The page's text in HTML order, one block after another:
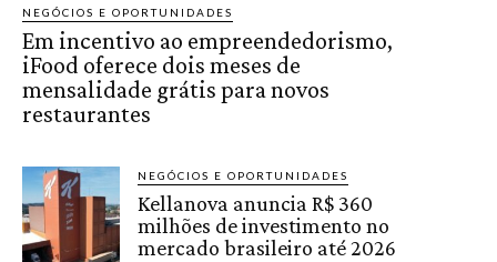
NEGÓCIOS E OPORTUNIDADES
Em incentivo ao empreendedorismo,
iFood oferece dois meses de
mensalidade grátis para novos
restaurantes
NEGÓCIOS E OPORTUNIDADES
Kellanova anuncia R$ 360
milhões de investimento no
mercado brasileiro até 2026